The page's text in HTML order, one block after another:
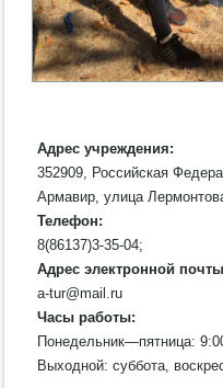
Адрес учреждения:
352909, Российская
Армавир, улица
Телефон:
8(86137)3-35-04;
Адрес электронной
a-tur@mail.ru
Часы работы:
Понедельник—пятница:
Выходной: суббота,